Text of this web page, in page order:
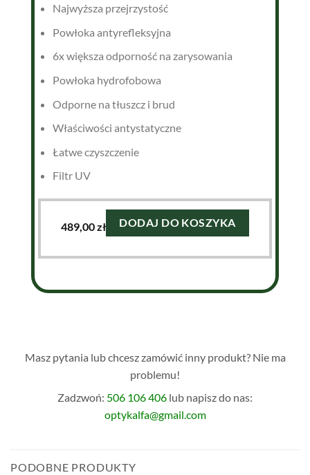
Najwyższa przejrzystość
Powłoka antyrefleksyjna
6x większa odporność na zarysowania
Powłoka hydrofobowa
Odporne na tłuszcz i brud
Właściwości antystatyczne
Łatwe czyszczenie
Filtr UV
489,00zł DODAJ DO KOSZYKA
Masz pytania lub chcesz zamówić inny produkt? Nie ma
problemu!
Zadzwoń: 506 106 406 lub napisz do nas:
optykalfa@gmail.com
PODOBNE PRODUKTY